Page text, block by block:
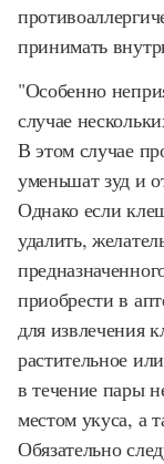
принимать
"Особенно
случае
В этом случае
уменьшат зуд и
Однако если
удалить,
приобрести в
для извлечения
растительное
в течение пары
местом укуса, а
Обязательно